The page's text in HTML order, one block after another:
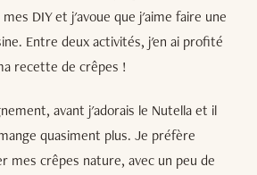
DIY et j'avoue que j'aime faire une
Entre deux activités, j'en ai profité
recette de crêpes !
avant j'adorais le Nutella et il
quasiment plus. Je préfère
mes crêpes nature, avec un peu de